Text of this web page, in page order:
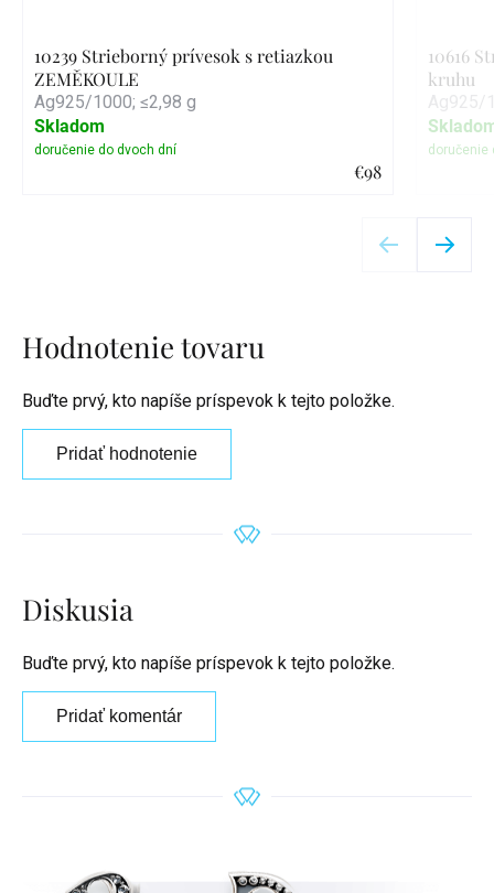
10239 Strieborný prívesok s retiazkou
ZEMĚKOULE
Ag925/1000; ≤2,98 g
€98
Skladom
10616
kruhu
Hodnotenie tovaru
Buďte prvý, kto napíše príspevok k tejto položke.
Pridať hodnotenie
Diskusia
Buďte prvý, kto napíše príspevok k tejto položke.
Pridať komentár